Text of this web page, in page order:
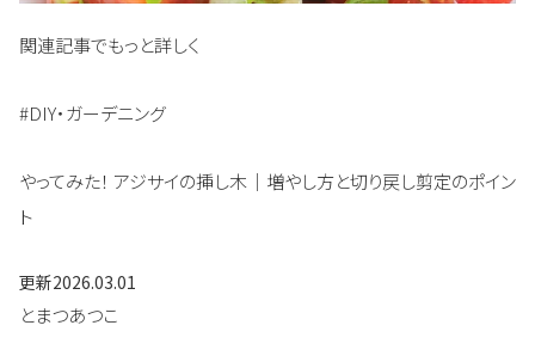
関連記事でもっと詳しく
#DIY・ガーデニング
やってみた！ アジサイの挿し木｜増やし方と切り戻し剪定のポイン
ト
更新2026.03.01
とまつあつこ